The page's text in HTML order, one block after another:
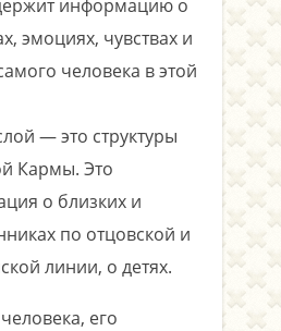
информацию о
эмоциях, чувствах и
человека в этой
— это структуры
Кармы. Это
о близких и
по отцовской и
линии, о детях.
его